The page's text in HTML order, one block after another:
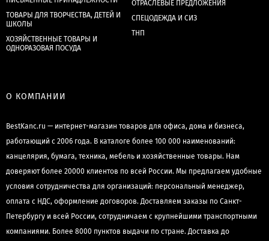
ТОВАРЫ ДЛЯ ТВОРЧЕСТВА, ДЕТЕЙ И
ШКОЛЫ
ХОЗЯЙСТВЕННЫЕ ТОВАРЫ И
ОДНОРАЗОВАЯ ПОСУДА
ОТРАСЛЕВЫЕ ПРЕДЛОЖЕНИЯ
СПЕЦОДЕЖДА И СИЗ
ТНП
О КОМПАНИИ
BestKanc.ru — интернет-магазин товаров для офиса, дома и бизнеса,
работающий с 2006 года. В каталоге более 100 000 наименований:
канцелярия, бумага, техника, мебель и хозяйственные товары. Нам
доверяют более 20000 клиентов по всей России. Мы предлагаем удобные
условия сотрудничества для организаций: персональный менеджер,
оплата с НДС, оформление договоров. Доставляем заказы по Санкт-
Петербургу и всей России, сотрудничаем с крупнейшими транспортными
компаниями. Более 8000 пунктов выдачи по стране. Доставка до